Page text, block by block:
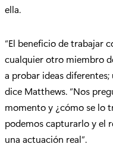
ella.
“El beneficio de trabajar
cualquier otro miembro
a probar ideas diferentes;
dice Matthews. “Nos
momento y ¿cómo se lo
podemos capturarlo y el
una actuación real”.